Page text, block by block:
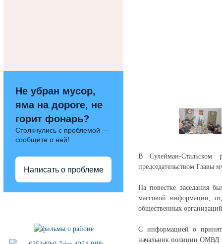
Не убран мусор,
яма на дороге, не
горит фонарь?
Столкнулись с проблемой —
сообщите о ней!
Написать о проблеме
В Сулейман-Стальском
председательством Главы
На повестке заседания
массовой информации,
общественных
С информацией о
начальник полиции ОМВД